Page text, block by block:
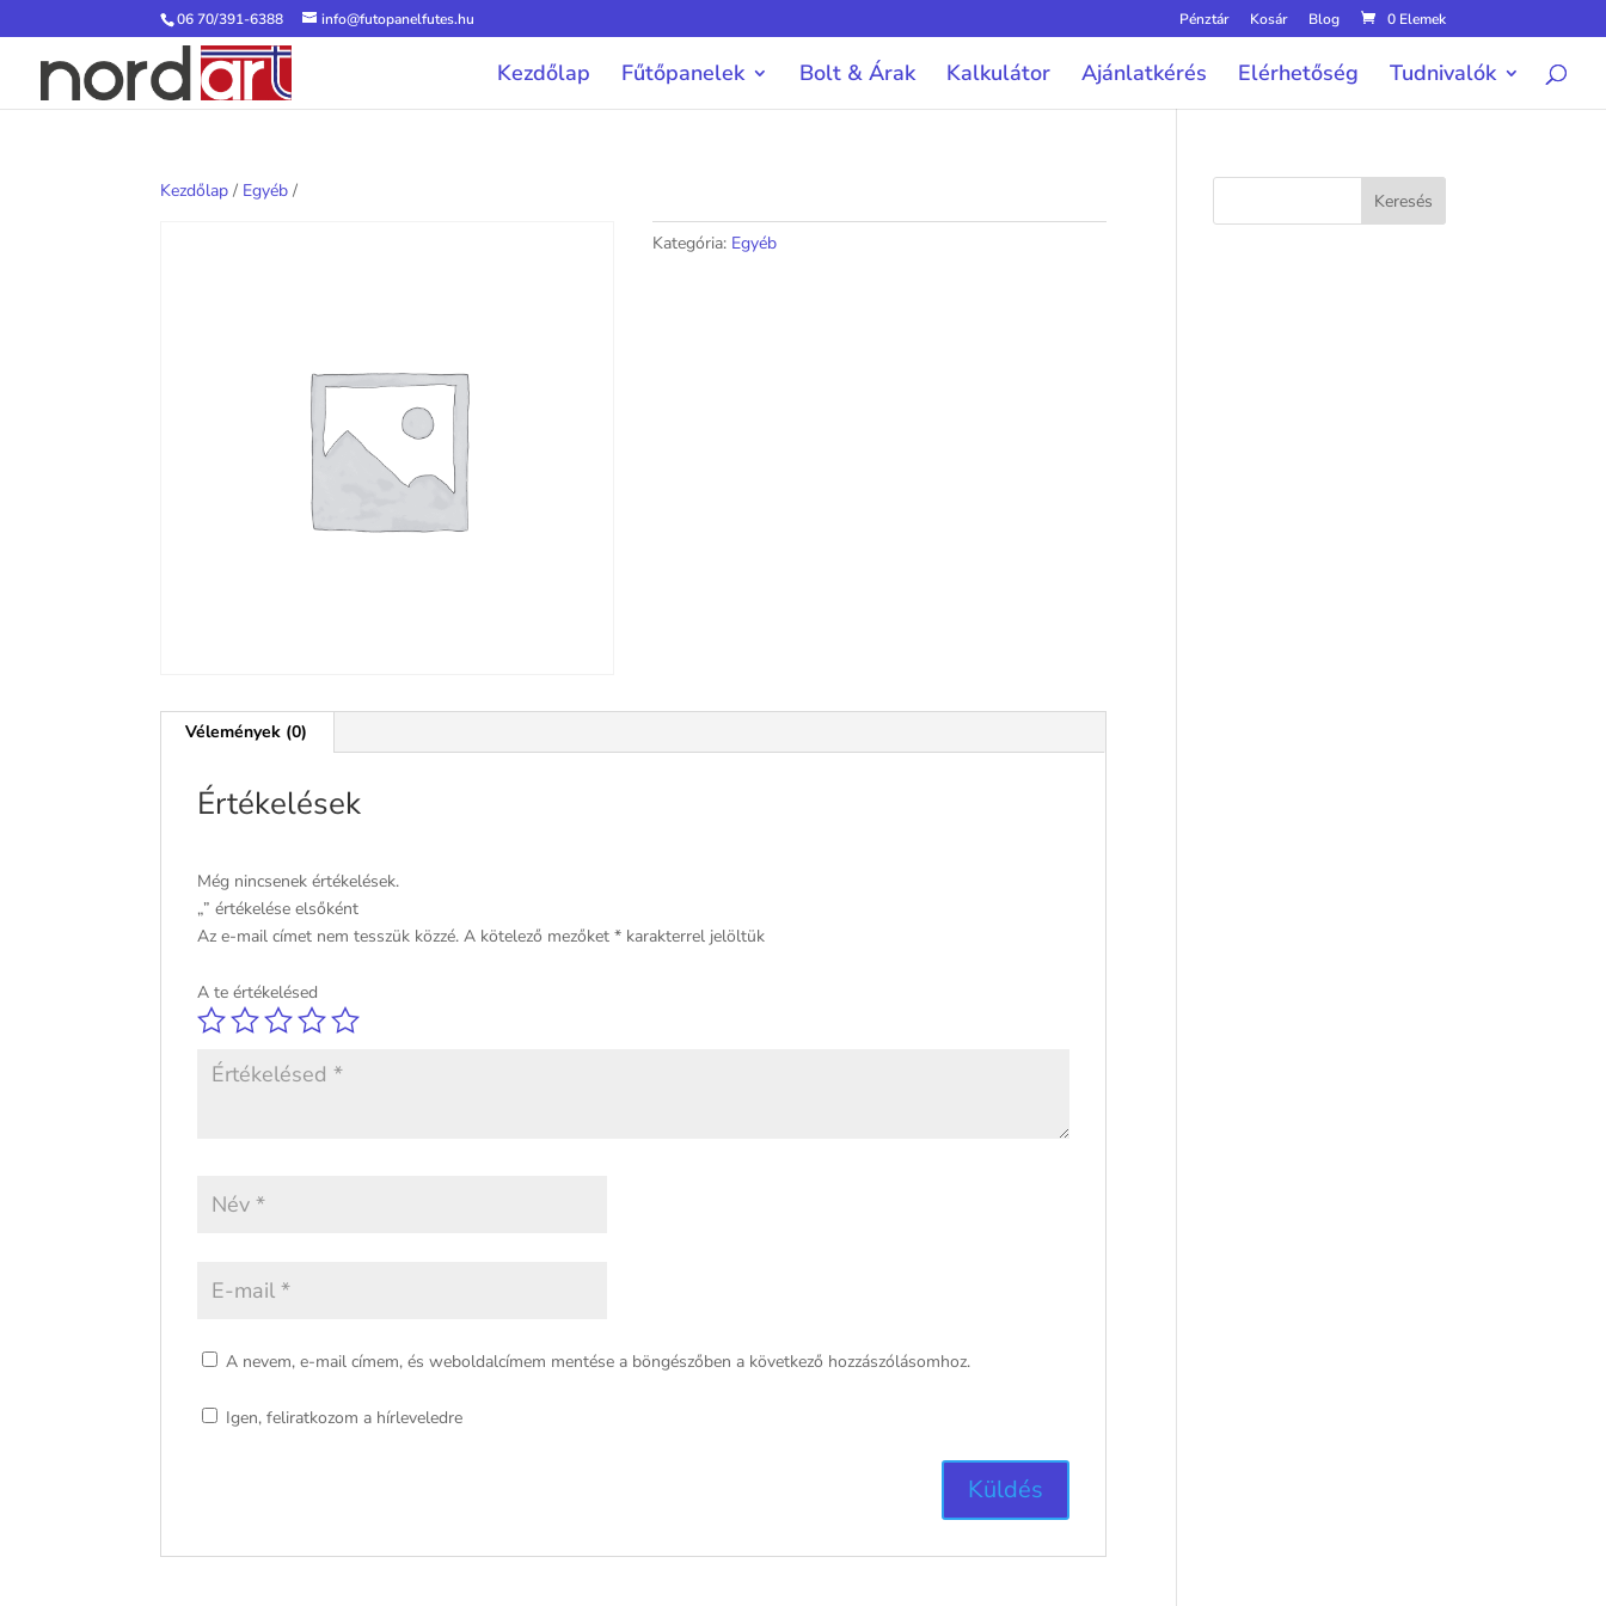
06 70/391-6388 info@futopanelfutes.hu Pénztár Kosár Blog 0 Elemek
Kezdőlap Fűtőpanelek Bolt & Árak Kalkulátor Ajánlatkérés Elérhetőség Tudnivalók
Kezdőlap / Egyéb /
Kategória: Egyéb
Vélemények (0)
Értékelések
Még nincsenek értékelések.
„” értékelése elsőként
Az e-mail címet nem tesszük közzé. A kötelező mezőket* karakterrel jelöltük
A te értékelésed
A nevem, e-mail címem, és weboldalcímem mentése a böngészőben a következő hozzászólásomhoz.
Igen, feliratkozom a hírleveledre